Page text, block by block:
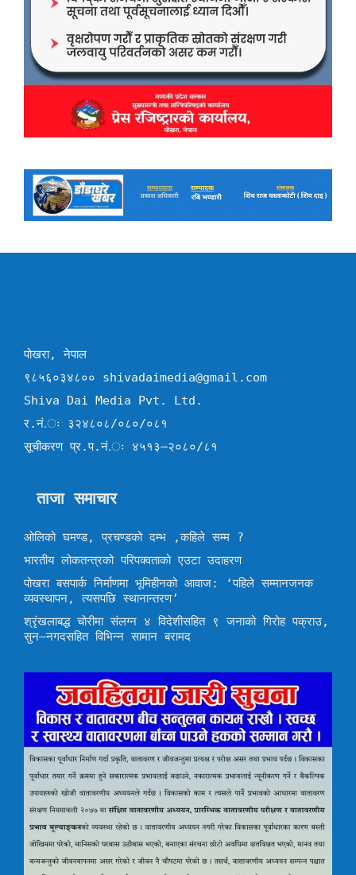
पोखरा, नेपाल
९८५६०३४८०० shivadaimedia@gmail.com
Shiva Dai Media Pvt. Ltd.
र.नं.ः ३२४८०८/०८०/०८१
सूचीकरण प्र.प.नं.ः ४५१३–२०८०/८१
ताजा समाचार
ओलिको घमण्ड, प्रचण्डको दम्भ ,कहिले सम्म ?
भारतीय लोकतन्त्रको परिपक्वताको एउटा उदाहरण
पोखरा बसपार्क निर्माणमा भूमिहीनको आवाज: ‘पहिले सम्मानजनक
व्यवस्थापन, त्यसपछि स्थानान्तरण’
श्रृंखलाबद्ध चोरीमा संलग्न ४ विदेशीसहित ९ जनाको गिरोह पक्राउ,
सुन–नगदसहित विभिन्न सामान बरामद